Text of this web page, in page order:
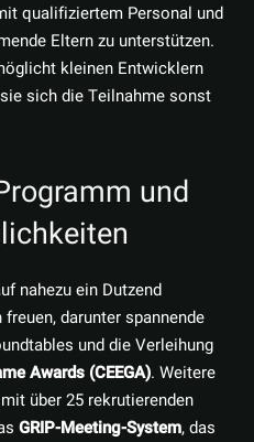
qualifiziertem Personal und
Eltern zu unterstützen.
kleinen Entwicklern
sich die Teilnahme sonst
und
nahezu ein Dutzend
darunter spannende
und die Verleihung
Awards (CEEGA). Weitere
mit über 25 rekrutierenden
GRIP-Meeting-System, das